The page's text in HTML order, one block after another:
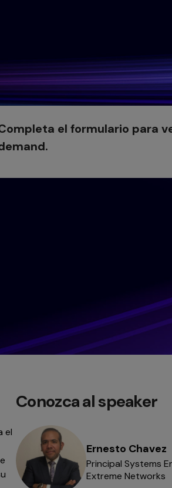
el formulario para
el
Conozca al speaker
Ernesto Chavez
Principal Systems
Extreme Networks